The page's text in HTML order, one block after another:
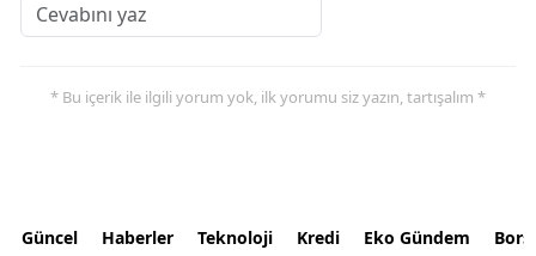
* Bu içerik ile ilgili yorum yok, ilk yorumu siz yazın, tartışalım *
Güncel Haberler Teknoloji Kredi Eko Gündem